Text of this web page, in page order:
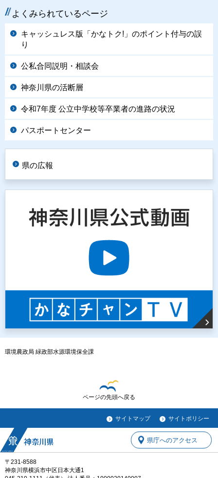
よくみられているページ
キャッシュレス版「かなトク!」のポイント付与の誤
り
公私合同説明・相談会
神奈川県の活断層
令和7年度 公立中学校等卒業者の進路の状況
パスポートセンター
県の広報
環境農政局 緑政部水源環境保全課
ページの先頭へ戻る
サイトマップ サイトポリシー
〒231-8588
神奈川県横浜市中区日本大通1
県庁へのアクセス